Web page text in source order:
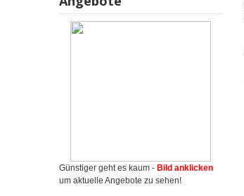
Günstiger geht es kaum - Bild anklicken
um aktuelle Angebote zu sehen!